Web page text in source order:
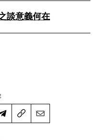
談意義何在